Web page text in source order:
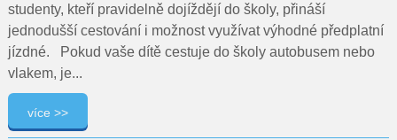
studenty, kteří pravidelně dojíždějí do školy, přináší
jednodušší cestování i možnost využívat výhodné předplatní
jízdné. Pokud vaše dítě cestuje do školy autobusem nebo
vlakem, je...
více >>